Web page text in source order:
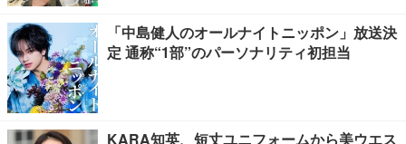
「中島健人のオールナイトニッポン」放送決
定 通称“1部”のパーソナリティ初担当
KARA知英、短丈ユニフォームから美ウエス